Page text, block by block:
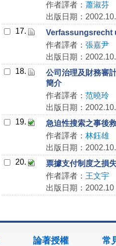
作者譯者： 蕭淑芬
出版日期：
17.
Verfassungsrecht
作者譯者： 張嘉尹
出版日期：
18.
公司治理及財務審
簡介
作者譯者： 范曉玲
出版日期：
19.
急迫性搜索之事後
作者譯者： 林鈺雄
出版日期：
20.
票據支付制度之損
作者譯者： 王文宇
出版日期：2002.10
論著授權 常